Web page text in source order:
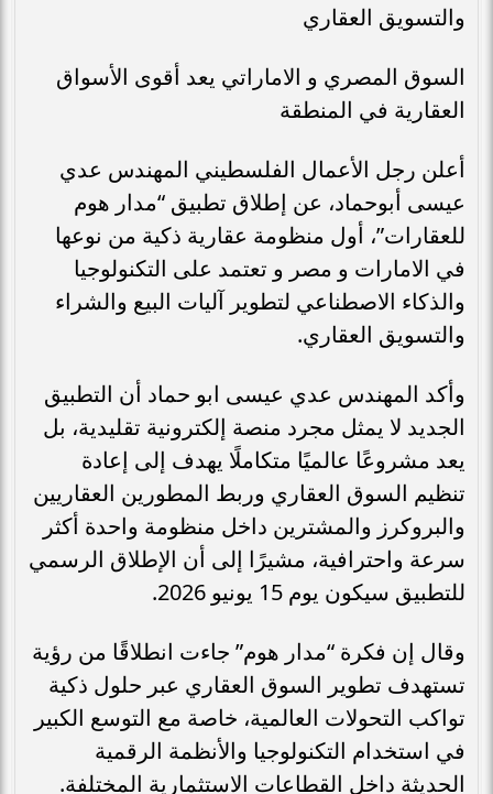
والتسويق العقاري
السوق المصري و الاماراتي يعد أقوى الأسواق
العقارية في المنطقة
أعلن رجل الأعمال الفلسطيني المهندس عدي
عيسى أبوحماد، عن إطلاق تطبيق “مدار هوم
للعقارات”، أول منظومة عقارية ذكية من نوعها
في الامارات و مصر و تعتمد على التكنولوجيا
والذكاء الاصطناعي لتطوير آليات البيع والشراء
والتسويق العقاري.
وأكد المهندس عدي عيسى ابو حماد أن التطبيق
الجديد لا يمثل مجرد منصة إلكترونية تقليدية، بل
يعد مشروعًا عالميًا متكاملًا يهدف إلى إعادة
تنظيم السوق العقاري وربط المطورين العقاريين
والبروكرز والمشترين داخل منظومة واحدة أكثر
سرعة واحترافية، مشيرًا إلى أن الإطلاق الرسمي
للتطبيق سيكون يوم 15 يونيو 2026.
وقال إن فكرة “مدار هوم” جاءت انطلاقًا من رؤية
تستهدف تطوير السوق العقاري عبر حلول ذكية
تواكب التحولات العالمية، خاصة مع التوسع الكبير
في استخدام التكنولوجيا والأنظمة الرقمية
الحديثة داخل القطاعات الاستثمارية المختلفة.